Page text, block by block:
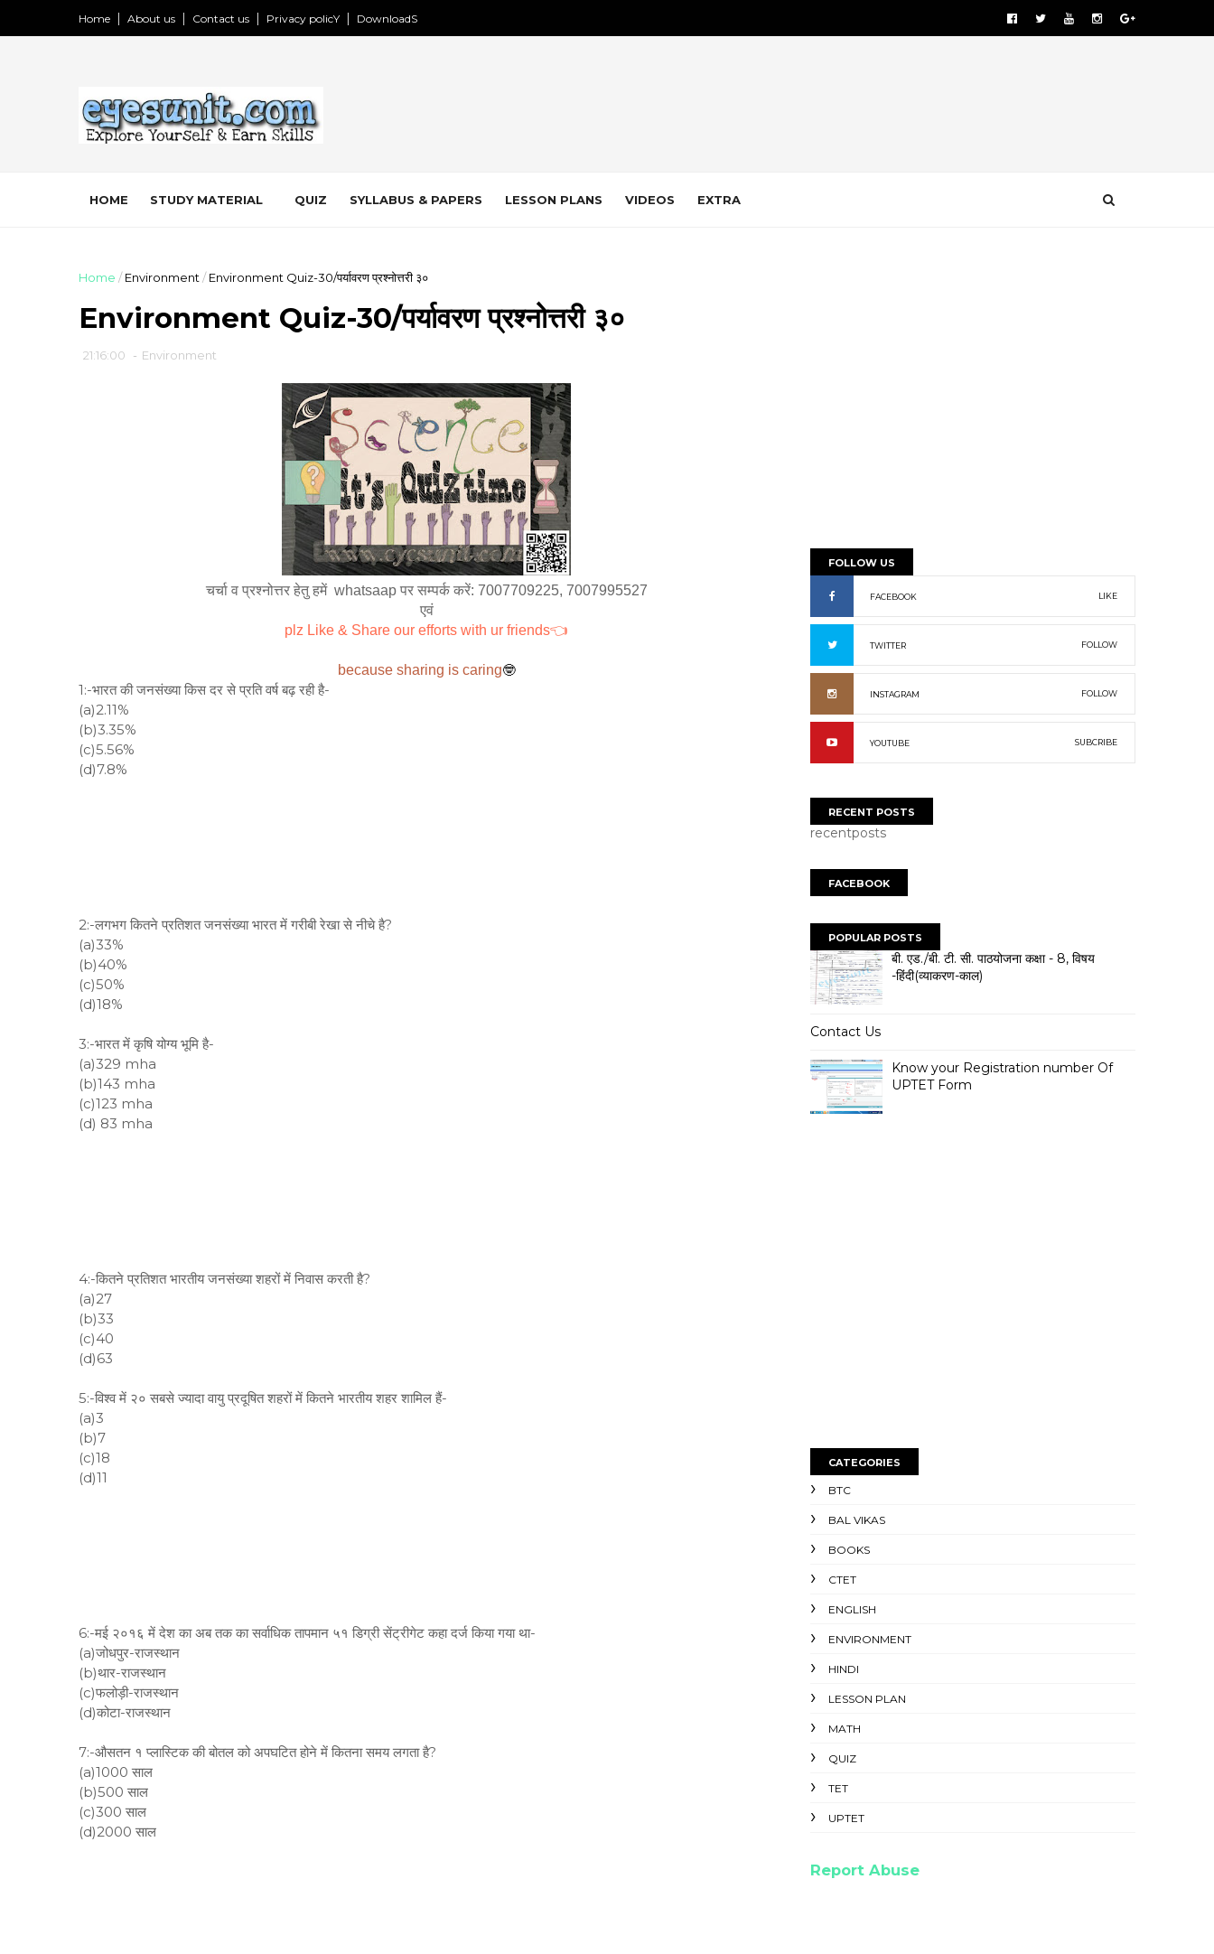
Home About us Contact us Privacy policY DownloadS
HOME STUDY MATERIAL QUIZ SYLLABUS & PAPERS LESSON PLANS VIDEOS EXTRA
Home / Environment / Environment Quiz-30/पर्यावरण प्रश्नोत्तरी ३०
Environment Quiz-30/पर्यावरण प्रश्नोत्तरी ३०
21:16:00 - Environment
चर्चा व प्रश्नोत्तर हेतु हमें  whatsaap पर सम्पर्क करें: 7007709225, 7007995527
एवं
plz Like & Share our efforts with ur friends👈
because sharing is caring🤓
1:-भारत की जनसंख्या किस दर से प्रति वर्ष बढ़ रही है-
(a)2.11%
(b)3.35%
(c)5.56%
(d)7.8%
2:-लगभग कितने प्रतिशत जनसंख्या भारत में गरीबी रेखा से नीचे है?
(a)33%
(b)40%
(c)50%
(d)18%
3:-भारत में कृषि योग्य भूमि है-
(a)329 mha
(b)143 mha
(c)123 mha
(d) 83 mha
4:-कितने प्रतिशत भारतीय जनसंख्या शहरों में निवास करती है?
(a)27
(b)33
(c)40
(d)63
5:-विश्व में २० सबसे ज्यादा वायु प्रदूषित शहरों में कितने भारतीय शहर शामिल हैं-
(a)3
(b)7
(c)18
(d)11
6:-मई २०१६ में देश का अब तक का सर्वाधिक तापमान ५१ डिग्री सेंट्रीगेट कहा दर्ज किया गया था-
(a)जोधपुर-राजस्थान
(b)थार-राजस्थान
(c)फलोड़ी-राजस्थान
(d)कोटा-राजस्थान
7:-औसतन १ प्लास्टिक की बोतल को अपघटित होने में कितना समय लगता है?
(a)1000 साल
(b)500 साल
(c)300 साल
(d)2000 साल
FOLLOW US
FACEBOOK LIKE
TWITTER FOLLOW
INSTAGRAM FOLLOW
YOUTUBE SUBCRIBE
RECENT POSTS
recentposts
FACEBOOK
POPULAR POSTS
बी. एड./बी. टी. सी. पाठयोजना कक्षा - 8, विषय
-हिंदी(व्याकरण-काल)
Contact Us
Know your Registration number Of
UPTET Form
CATEGORIES
BTC
BAL VIKAS
BOOKS
CTET
ENGLISH
ENVIRONMENT
HINDI
LESSON PLAN
MATH
QUIZ
TET
UPTET
Report Abuse